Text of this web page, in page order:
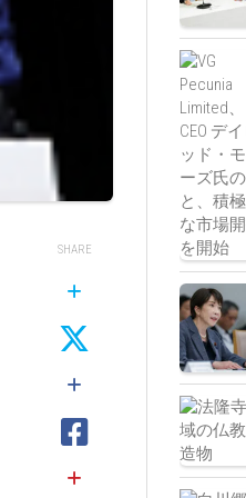
SHARE